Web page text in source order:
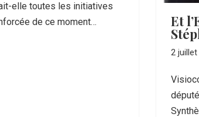
elle toutes les initiatives
de ce moment…
Et
2 juillet